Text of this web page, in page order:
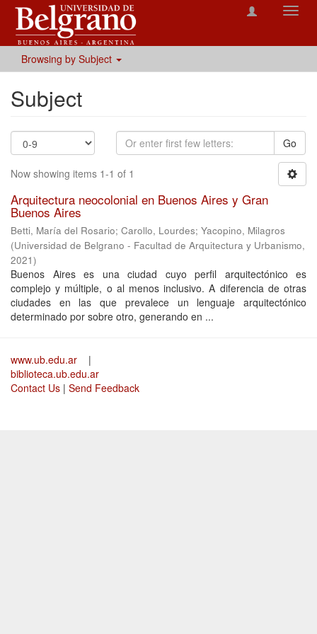
Browsing by Subject
Subject
Go
Now showing items 1-1 of 1
Arquitectura neocolonial en Buenos Aires y Gran
Buenos Aires
Betti, María del Rosario; Carollo, Lourdes; Yacopino, Milagros
(Universidad de Belgrano - Facultad de Arquitectura y Urbanismo,
2021)
Buenos Aires es una ciudad cuyo perfil arquitectónico es
complejo y múltiple, o al menos inclusivo. A diferencia de otras
ciudades en las que prevalece un lenguaje arquitectónico
determinado por sobre otro, generando en ...
www.ub.edu.ar
|
biblioteca.ub.edu.ar
Contact Us | Send Feedback